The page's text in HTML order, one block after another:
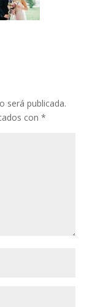
será publicada.
con *